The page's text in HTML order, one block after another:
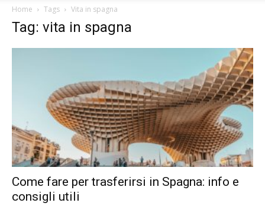
Home Tags Vita in spagna
Tag: vita in spagna
Come fare per trasferirsi in Spagna: info e
consigli utili